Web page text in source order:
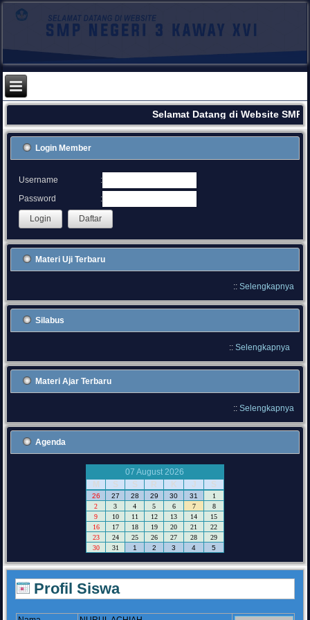
Selamat Datang di Website
Login Member
Username
:
Password
:
Materi Uji Terbaru
:: Selengkapnya
Silabus
:: Selengkapnya
Materi Ajar Terbaru
:: Selengkapnya
Agenda
07 August 2026
M
S S R K J S
26 27 28 29 30 31
1
2
3 4 5 6 7
8
9
10 11 12 13 14
15
16
17 18 19 20 21
22
23
24 25 26 27 28
29
30
31 1 2 3 4 5
Profil Siswa